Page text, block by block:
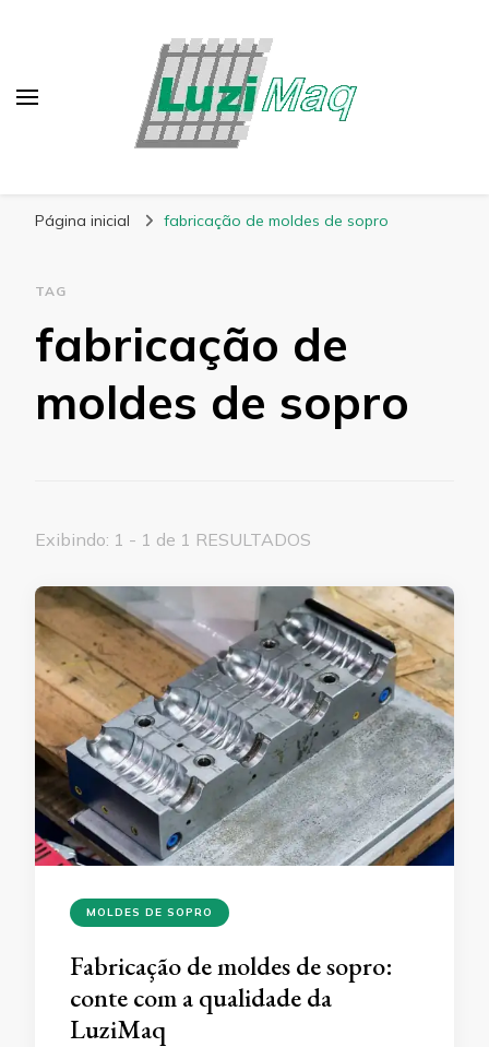
Página inicial fabricação de moldes de sopro
TAG
fabricação de
moldes de sopro
Exibindo: 1 - 1 de 1 RESULTADOS
MOLDES DE SOPRO
Fabricação de moldes de sopro:
conte com a qualidade da
LuziMaq